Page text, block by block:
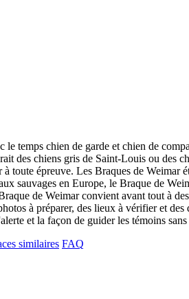
temps chien de garde et chien de
des chiens gris de Saint-Louis ou des
toute épreuve. Les Braques de Weimar
sauvages en Europe, le Braque de
de Weimar convient avant tout à
à préparer, des lieux à vérifier et
et la façon de guider les témoins
similaires FAQ